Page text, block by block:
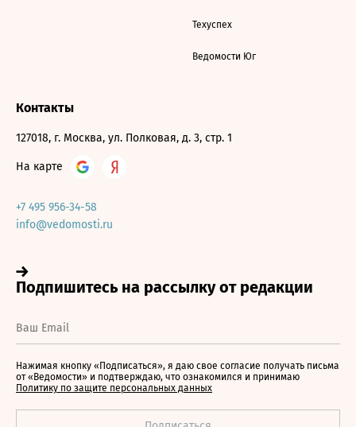
Техуспех
Ведомости Юг
Контакты
127018, г. Москва, ул. Полковая, д. 3, стр. 1
На карте
+7 495 956-34-58
info@vedomosti.ru
Нажимая кнопку «Подписаться», я даю свое согласие получать письма
от «Ведомости» и подтверждаю, что ознакомился и принимаю
Политику по защите персональных данных